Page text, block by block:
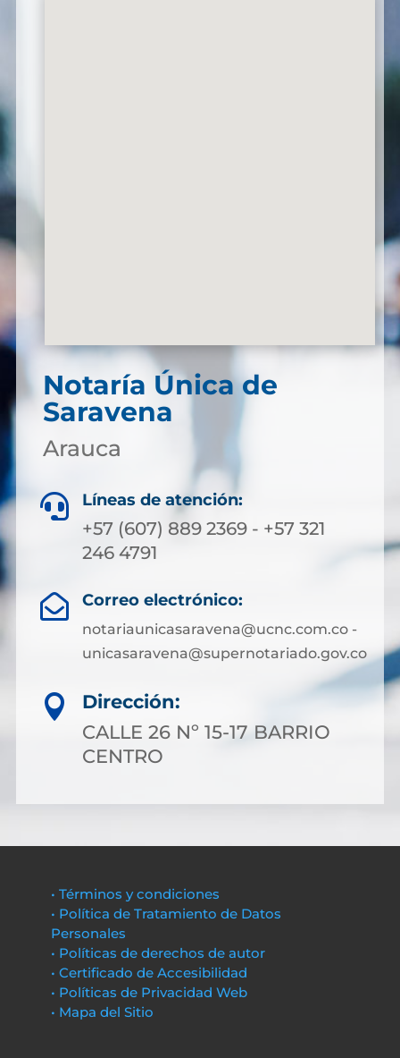
Notaría Única de
Saravena
Arauca
 Líneas de atención:
+57 (607) 889 2369 - +57 321
246 4791
 Correo electrónico:
notariaunicasaravena@ucnc.com.co -
unicasaravena@supernotariado.gov.co

Dirección:
CALLE 26 Nº 15-17 BARRIO
CENTRO
• Términos y condiciones
• Política de Tratamiento de Datos
Personales
• Políticas de derechos de autor
• Certificado de Accesibilidad
• Políticas de Privacidad Web
• Mapa del Sitio